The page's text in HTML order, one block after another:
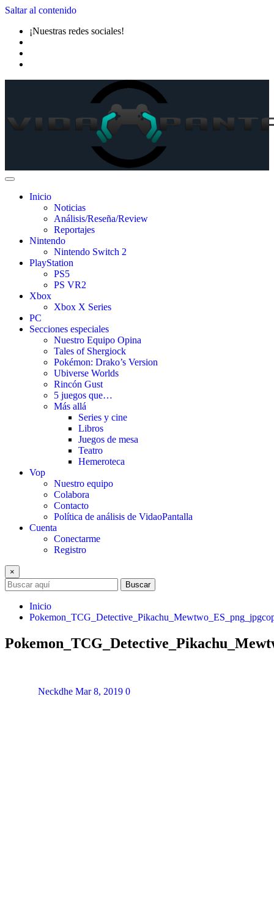
Saltar al contenido
¡Nuestras redes sociales!
Inicio
Noticias
Análisis/Reseña/Review
Reportajes
Nintendo
Nintendo Switch 2
PlayStation
PS5
PS VR2
Xbox
Xbox X Series
PC
Secciones especiales
Nuestro Equipo Opina
Tales of Shergiock
Pokémon: Drako’s Version
Ubiverse Worlds
Rincón Gust
5 juegos que…
Más allá
Series y cine
Libros
Juegos de mesa
Teatro
Hemeroteca
Vop
Nuestro equipo
Colabora
Contacto
Política de análisis de VidaoPantalla
Cuenta
Conectarme
Registro
×
Buscar
Inicio
Neckdhe Mar 8, 2019 0